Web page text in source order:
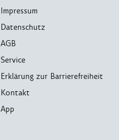
Impressum
Datenschutz
AGB
Service
Erklärung zur Barrierefreiheit
Kontakt
App